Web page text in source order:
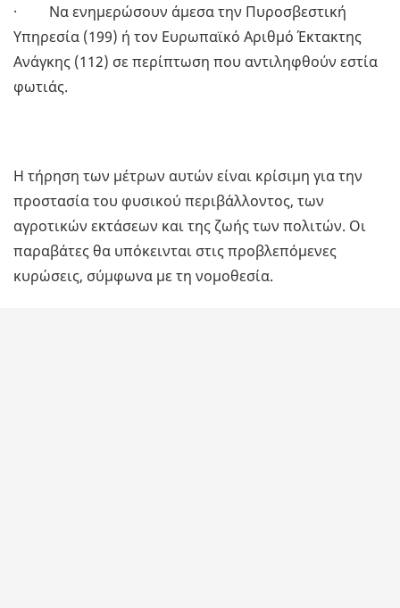
· Να ενημερώσουν άμεσα την Πυροσβεστική
Υπηρεσία (199) ή τον Ευρωπαϊκό Αριθμό Έκτακτης
Ανάγκης (112) σε περίπτωση που αντιληφθούν εστία
φωτιάς.
Η τήρηση των μέτρων αυτών είναι κρίσιμη για την
προστασία του φυσικού περιβάλλοντος, των
αγροτικών εκτάσεων και της ζωής των πολιτών. Οι
παραβάτες θα υπόκεινται στις προβλεπόμενες
κυρώσεις, σύμφωνα με τη νομοθεσία.